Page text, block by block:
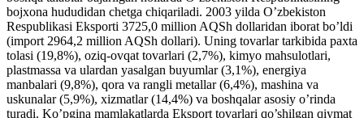
bojxona hududidan chetga chiqariladi. 2003 yilda O’zbekiston
Respublikasi Eksporti 3725,0 million AQSh dollaridan iborat bo’ldi
(import 2964,2 million AQSh dollari). Uning tovarlar tarkibida paxta
tolasi (19,8%), oziq-ovqat tovarlari (2,7%), kimyo mahsulotlari,
plastmassa va ulardan yasalgan buyumlar (3,1%), energiya
manbalari (9,8%), qora va rangli metallar (6,4%), mashina va
uskunalar (5,9%), xizmatlar (14,4%) va boshqalar asosiy o’rinda
turadi. Ko’pgina mamlakatlarda Eksport tovarlari qo’shilgan qiymat